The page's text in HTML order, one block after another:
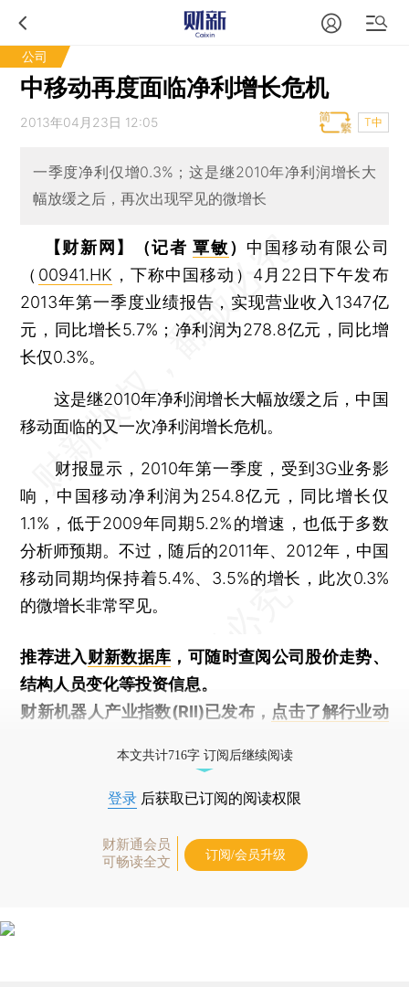
公司
中移动再度面临净利增长危机
2013年04月23日 12:05 T中
一季度净利仅增0.3%；这是继2010年净利润增长大
幅放缓之后，再次出现罕见的微增长
【财新网】（记者覃敏） 中国移动有限公司
（ 00941.HK ，下称中国移动）4月22日下午发布
2013年第一季度业绩报告，实现营业收入1347亿
元，同比增长5.7%；净利润为278.8亿元，同比增
长仅0.3%。
这是继2010年净利润增长大幅放缓之后，中国
移动面临的又一次净利润增长危机。
财报显示，2010年第一季度，受到3G业务影
响，中国移动净利润为254.8亿元，同比增长仅
1.1%，低于2009年同期5.2%的增速，也低于多数
分析师预期。不过，随后的2011年、2012年，中国
移动同期均保持着5.4%、3.5%的增长，此次0.3%
的微增长非常罕见。
推荐进入财新数据库 ，可随时查阅公司股价走势、
结构人员变化等投资信息。
财新机器人产业指数(RII)已发布， 点击了解行业动
本文共计716字 订阅后继续阅读
登录 后获取已订阅的阅读权限
财新通会员
可畅读全文
订阅/会员升级